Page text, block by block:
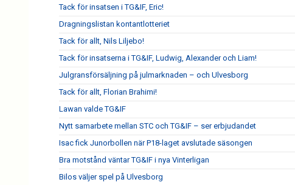
Tack för insatsen i TG&IF, Eric!
Dragningslistan kontantlotteriet
Tack för allt, Nils Liljebo!
Tack för insatserna i TG&IF, Ludwig, Alexander och Liam!
Julgransförsäljning på julmarknaden – och Ulvesborg
Tack för allt, Florian Brahimi!
Lawan valde TG&IF
Nytt samarbete mellan STC och TG&IF – ser erbjudandet
Isac fick Junorbollen när P18-laget avslutade säsongen
Bra motstånd väntar TG&IF i nya Vinterligan
Bilos väljer spel på Ulvesborg